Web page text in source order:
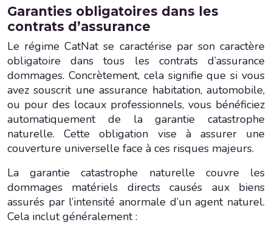
Garanties obligatoires dans les
contrats d’assurance
Le régime CatNat se caractérise par son caractère
obligatoire dans tous les contrats d’assurance
dommages. Concrètement, cela signifie que si vous
avez souscrit une assurance habitation, automobile,
ou pour des locaux professionnels, vous bénéficiez
automatiquement de la garantie catastrophe
naturelle. Cette obligation vise à assurer une
couverture universelle face à ces risques majeurs.
La garantie catastrophe naturelle couvre les
dommages matériels directs causés aux biens
assurés par l’intensité anormale d’un agent naturel.
Cela inclut généralement :